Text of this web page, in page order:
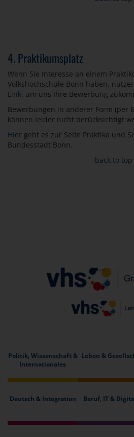
4. Praktikumsplatz
Wenn Sie Interesse an einem
Volkshochschule Bonn haben,
Link, um uns Ihre Bewerbung
Bewerbungen in anderer Form (per
können leider nicht berücksichtigt
Hier geht es zur Seite Praktika und
Bundesstadt Bonn.
back to top
Politik, Wissenschaft &
Internationales
Leben &
Deutsch & Integration Beruf, IT &